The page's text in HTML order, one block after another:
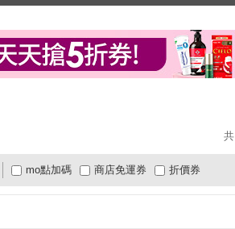
共
mo點加碼 商店免運券
折價券
0利率
商品有量
快速到貨